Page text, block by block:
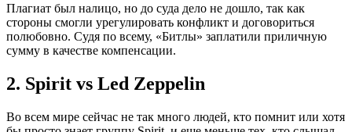
Плагиат был налицо, но до суда дело не дошло, так как
стороны смогли урегулировать конфликт и договориться
полюбовно. Судя по всему, «Битлы» заплатили приличную
сумму в качестве компенсации.
2. Spirit vs Led Zeppelin
Во всем мире сейчас не так много людей, кто помнит или хотя